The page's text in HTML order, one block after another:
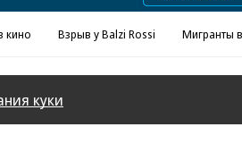
кино Взрыв у Balzi Rossi Мигранты
куки